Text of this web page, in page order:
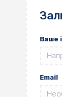
Ваше
Email